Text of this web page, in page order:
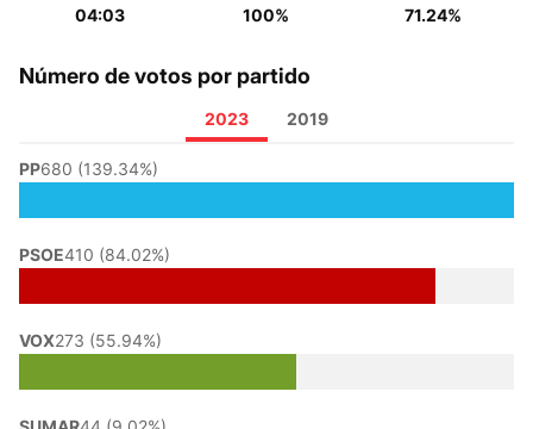
04:03
100%
71.24%
Número de votos por partido
2023 2019
PP680 (139.34%)
PSOE410 (84.02%)
VOX273 (55.94%)